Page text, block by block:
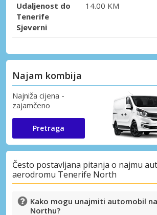
Udaljenost do
Tenerife
Sjeverni
14.00 KM
Najam kombija
Najniža cijena -
zajamčeno
Pretraga
Često postavljana pitanja o najmu
aerodromu Tenerife North
Kako mogu unajmiti automobil
Northu?